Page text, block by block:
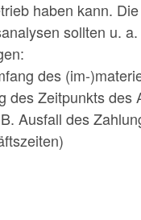
haben kann. Die
sollten u.
des (im-
des Zeitpunkts des
Ausfall des